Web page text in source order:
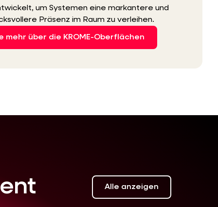
um Systemen eine markantere und
Präsenz im Raum zu verleihen.
mehr über die KROME-Oberflächen
Alle anzeigen